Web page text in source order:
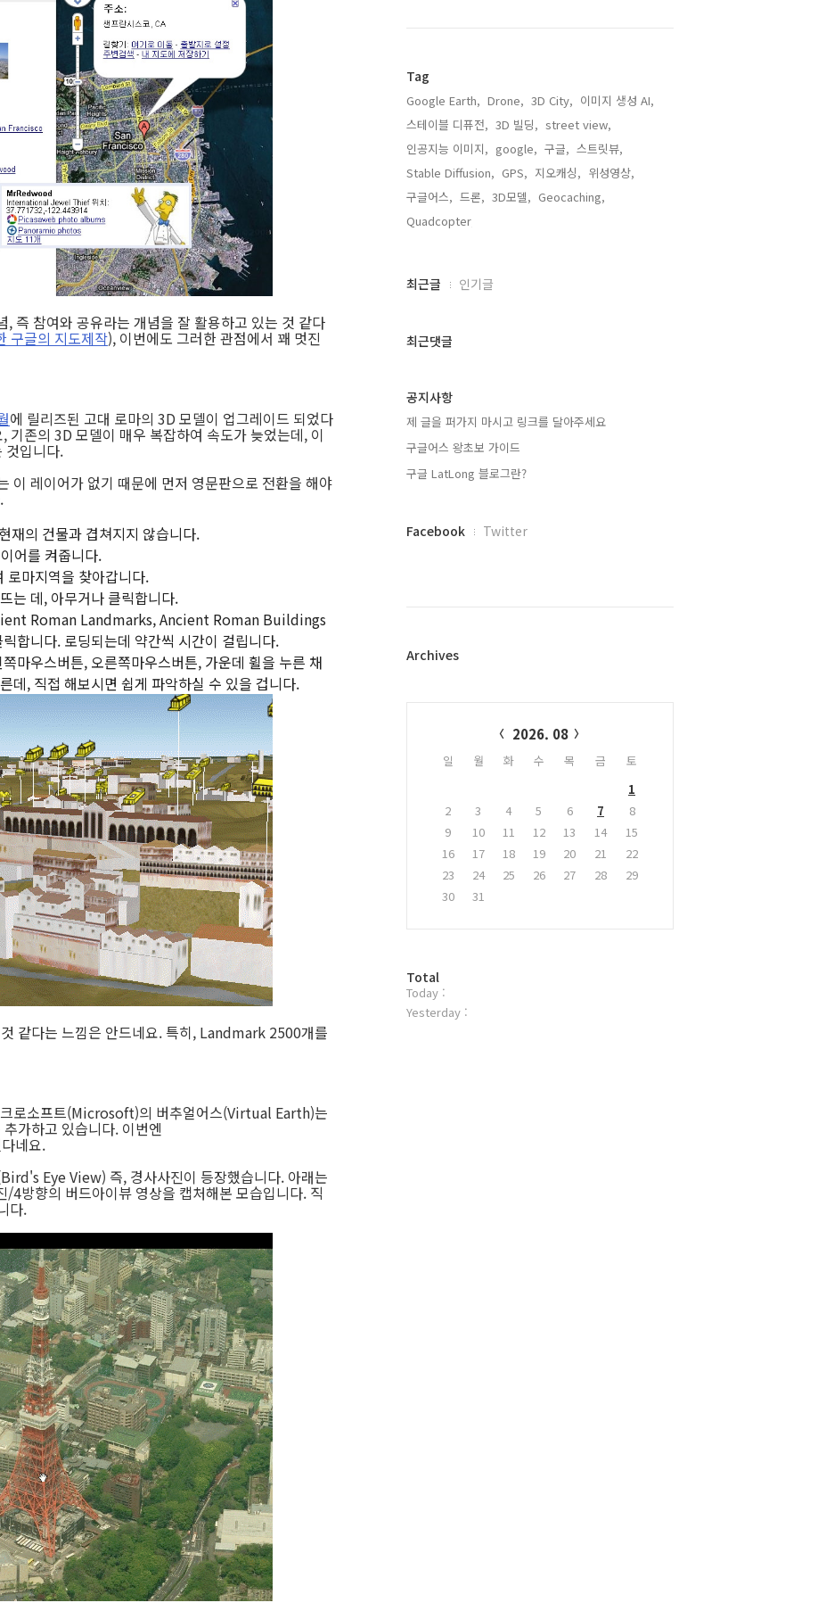
즉 참여와 공유라는 개념을 잘 활용하고 있는 것 같다
구글의 지도제작), 이번에도 그러한 관점에서 꽤 멋진
에 릴리즈된 고대 로마의 3D 모델이 업그레이드 되었다
기존의 3D 모델이 매우 복잡하여 속도가 늦었는데, 이
것입니다.
이 레이어가 없기 때문에 먼저 영문판으로 전환을 해야
의 건물과 겹쳐지지 않습니다.
어를 켜줍니다.
마지역을 찾아갑니다.
는 데, 아무거나 클릭합니다.
Roman Landmarks, Ancient Roman Buildings
합니다. 로딩되는데 약간씩 시간이 걸립니다.
마우스버튼, 오른쪽마우스버튼, 가운데 휠을 누른 채
데, 직접 해보시면 쉽게 파악하실 수 있을 겁니다.
같다는 느낌은 안드네요. 특히, Landmark 2500개를
로소프트(Microsoft)의 버추얼어스(Virtual Earth)는
가하고 있습니다. 이번엔
네요.
Eye View) 즉, 경사사진이 등장했습니다. 아래는
4방향의 버드아이뷰 영상을 캡처해본 모습입니다. 직
다.
Tag
Google Earth, Drone, 3D City, 이미지 생성 AI,
스테이블 디퓨전, 3D 빌딩, street view,
인공지능 이미지, google, 구글, 스트릿뷰,
Stable Diffusion, GPS, 지오캐싱, 위성영상,
구글어스, 드론, 3D모델, Geocaching,
Quadcopter,
최
과
글
최근글 인기글
최근댓글
공지사항
제 글을 퍼가지 마시고 링크를 달아주세요
구글어스 왕초보 가이드
구글 LatLong 블로그란?
페
플
Facebook Twitter
Archives
2026. 08
일 월 화 수 목 금
토
1
2
3 4 5 6 7
8
9
10 11 12 13 14
15
16
17 18 19 20 21
22
23
24 25 26 27 28
29
30
31
방
문
자
Total
Today :
Yesterday :